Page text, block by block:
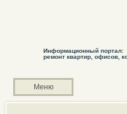
Информационный портал:
ремонт квартир, офисов,
Меню